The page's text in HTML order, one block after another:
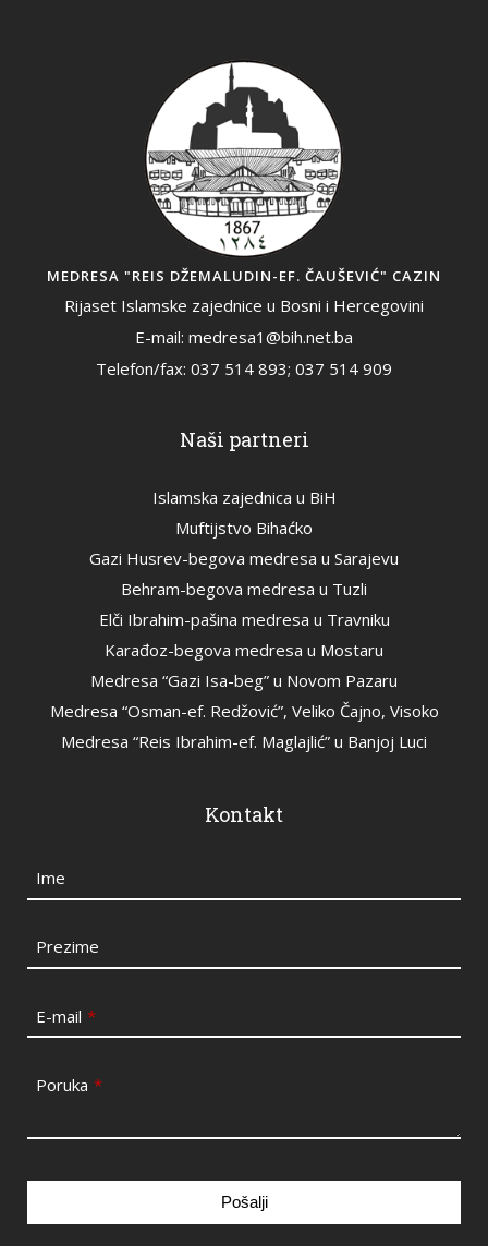
MEDRESA "REIS DŽEMALUDIN-EF. ČAUŠEVIĆ" CAZIN
Rijaset Islamske zajednice u Bosni i Hercegovini
E-mail: medresa1@bih.net.ba
Telefon/fax: 037 514 893; 037 514 909
Naši partneri
Islamska zajednica u BiH
Muftijstvo Bihaćko
Gazi Husrev-begova medresa u Sarajevu
Behram-begova medresa u Tuzli
Elči Ibrahim-pašina medresa u Travniku
Karađoz-begova medresa u Mostaru
Medresa “Gazi Isa-beg” u Novom Pazaru
Medresa “Osman-ef. Redžović”, Veliko Čajno, Visoko
Medresa “Reis Ibrahim-ef. Maglajlić” u Banjoj Luci
Kontakt
Ime
Prezime
E-mail *
Poruka *
Pošalji